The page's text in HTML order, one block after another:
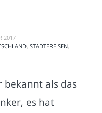
2017
, STÄDTEREISEN,
als das
es hat